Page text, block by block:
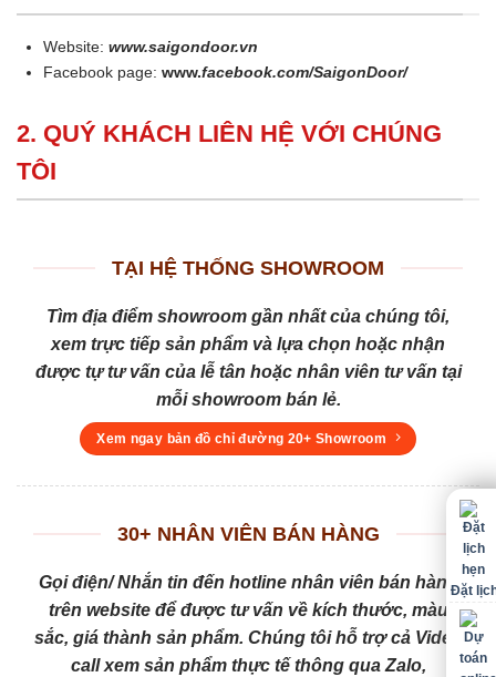
Website:www.saigondoor.vn
Facebook page:www.facebook.com/SaigonDoor/
2. QUÝ KHÁCH LIÊN HỆ VỚI CHÚNG
TÔI
TẠI HỆ THỐNG SHOWROOM
Tìm địa điểm showroom gần nhất của chúng tôi,
xem trực tiếp sản phẩm và lựa chọn hoặc nhận
được tự tư vấn của lễ tân hoặc nhân viên tư vấn tại
mỗi showroom bán lẻ.
Xem ngay bản đồ chỉ đường 20+ Showroom
30+ NHÂN VIÊN BÁN HÀNG
Gọi điện/ Nhắn tin đến hotline nhân viên bán hàng
trên website để được tư vấn về kích thước, màu
sắc, giá thành sản phẩm. Chúng tôi hỗ trợ cả Video
call xem sản phẩm thực tế thông qua Zalo,
Đặt